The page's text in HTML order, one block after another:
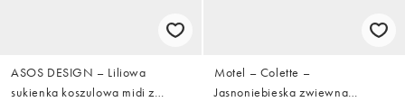
ASOS DESIGN – Liliowa
sukienka koszulowa midi z
Motel – Colette –
Jasnoniebieska zwiewna